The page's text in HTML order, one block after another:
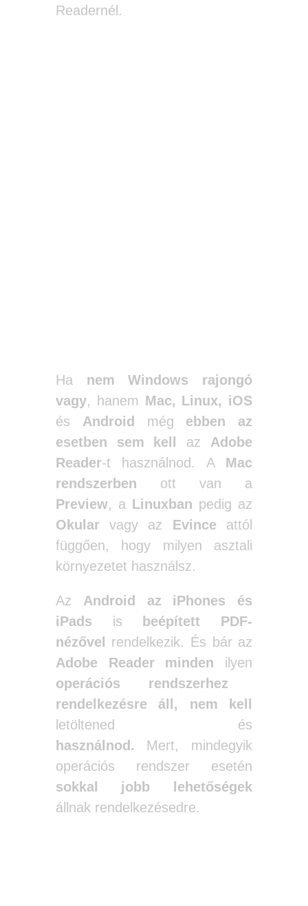
Readernél.
Ha nem Windows rajongó
vagy, hanem Mac, Linux, iOS
és Android még ebben az
esetben sem kell
az Adobe
Reader-t használnod. A Mac
rendszerben ott van a
Preview, a Linuxban pedig az
Okularvagy az Evince attól
függően, hogy milyen asztali
környezetet használsz.
Az Android az iPhones és
iPads is
beépített PDF-
nézővel
rendelkezik. És bár az
Adobe Reader
minden ilyen
operációs rendszerhez
rendelkezésre áll,
nem kell
letöltened és
használnod. Mert, mindegyik
operációs rendszer esetén
sokkal jobb lehetőségek
állnak rendelkezésedre.